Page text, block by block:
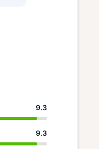
9.3
9.3